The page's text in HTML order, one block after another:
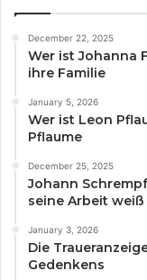
December 22, 2025
Wer ist Johanna
ihre Familie
January 5, 2026
Wer ist Leon
Pflaume
December 25, 2025
Johann
seine Arbeit weiß
January 3, 2026
Die
Gedenkens